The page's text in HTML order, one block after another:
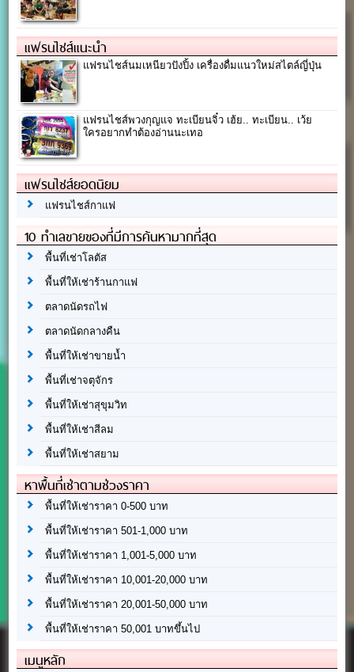
แฟรนไชส์แนะนำ
แฟรนไชส์นมเหนียวปังปิ้ง เครื่องดื่มแนวใหม่สไตล์ญี่ปุ่น
แฟรนไชส์พวงกุญแจ ทะเบียนจิ๋ว เฮ้ย.. ทะเบียน.. เว้ย
ใครอยากทำต้องอ่านนะเทอ
แฟรนไชส์ยอดนิยม
แฟรนไชส์กาแฟ
10 ทำเลขายของที่มีการค้นหามากที่สุด
พื้นที่เช่าโลตัส
พื้นที่ให้เช่าร้านกาแฟ
ตลาดนัดรถไฟ
ตลาดนัดกลางคืน
พื้นที่ให้เช่าขายน้ำ
พื้นที่เช่าจตุจักร
พื้นที่ให้เช่าสุขุมวิท
พื้นที่ให้เช่าสีลม
พื้นที่ให้เช่าสยาม
หาพื้นที่เช่าตามช่วงราคา
พื้นที่ให้เช่าราคา 0-500 บาท
พื้นที่ให้เช่าราคา 501-1,000 บาท
พื้นที่ให้เช่าราคา 1,001-5,000 บาท
พื้นที่ให้เช่าราคา 10,001-20,000 บาท
พื้นที่ให้เช่าราคา 20,001-50,000 บาท
พื้นที่ให้เช่าราคา 50,001 บาทขึ้นไป
เมนูหลัก